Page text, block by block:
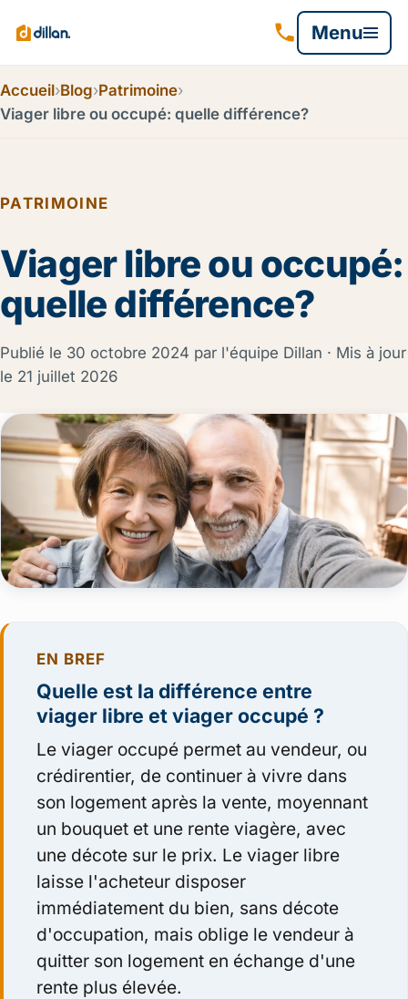
Menu
Accueil›Blog›Patrimoine›
Viager libre ou occupé: quelle différence?
PATRIMOINE
Viager libre ou occupé:
quelle différence?
Publié le 30 octobre 2024 par l'équipe Dillan · Mis à jour
le 21 juillet 2026
EN BREF
Quelle est la différence entre
viager libre et viager occupé ?
Le viager occupé permet au vendeur, ou
crédirentier, de continuer à vivre dans
son logement après la vente, moyennant
un bouquet et une rente viagère, avec
une décote sur le prix. Le viager libre
laisse l'acheteur disposer
immédiatement du bien, sans décote
d'occupation, mais oblige le vendeur à
quitter son logement en échange d'une
rente plus élevée.